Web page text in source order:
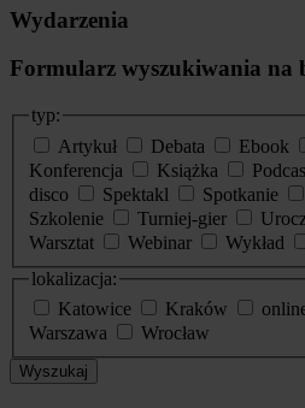
Wydarzenia
Formularz wyszukiwania na
typ:
Artykuł
Debata Ebook
Konferencja
Książka
disco
Spektakl Spotkanie
Szkolenie
Turniej-gier
Warsztat
Webinar Wykład
lokalizacja:
Katowice
Kraków
Warszawa
Wrocław
Wyszukaj